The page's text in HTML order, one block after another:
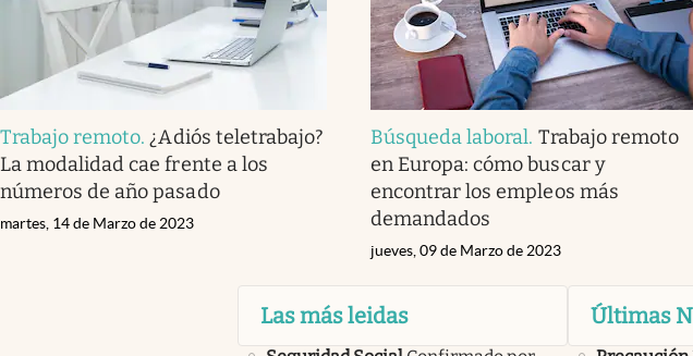
Trabajo remoto. ¿Adiós teletrabajo?
La modalidad cae frente a los
números de año pasado
martes, 14 de Marzo de 2023
Búsqueda laboral. Trabajo remoto
en Europa: cómo buscar y
encontrar los empleos más
demandados
jueves, 09 de Marzo de 2023
Las más leidas Últimas